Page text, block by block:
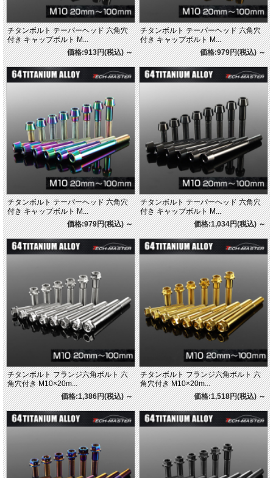
チタンボルト テーパーヘッド 六角穴
付き キャップボルト M...
価格:913円(税込)～
チタンボルト テーパーヘッド 六角穴
付き キャップボルト M...
価格:979円(税込)～
チタンボルト テーパーヘッド 六角穴
付き キャップボルト M...
価格:979円(税込)～
チタンボルト テーパーヘッド 六角穴
付き キャップボルト M...
価格:1,034円(税込)～
チタンボルト フランジ六角ボルト 六
角穴付き M10×20m...
価格:1,386円(税込)～
チタンボルト フランジ六角ボルト 六
角穴付き M10×20m...
価格:1,518円(税込)～